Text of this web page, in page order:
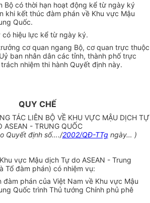
Bộ có thời hạn hoạt động kể từ ngày ký
khi kết thúc đàm phán về Khu vực Mậu
Quốc.
có hiệu lực kể từ ngày ký.
cơ quan ngang Bộ, cơ quan trực thuộc
ban nhân dân các tỉnh, thành phố trực
nhiệm thi hành Quyết định này.
QUY CHẾ
TÁC LIÊN BỘ VỀ KHU VỰC MẬU DỊCH TỰ
ASEAN - TRUNG QUỐC
Quyết định số…./2002/QĐ-TTg ngày… )
vực Mậu dịch Tự do ASEAN - Trung
Tổ đàm phán) có nhiệm vụ:
đàm phán của Việt Nam về Khu vực Mậu
Quốc trình Thủ tướng Chính phủ phê